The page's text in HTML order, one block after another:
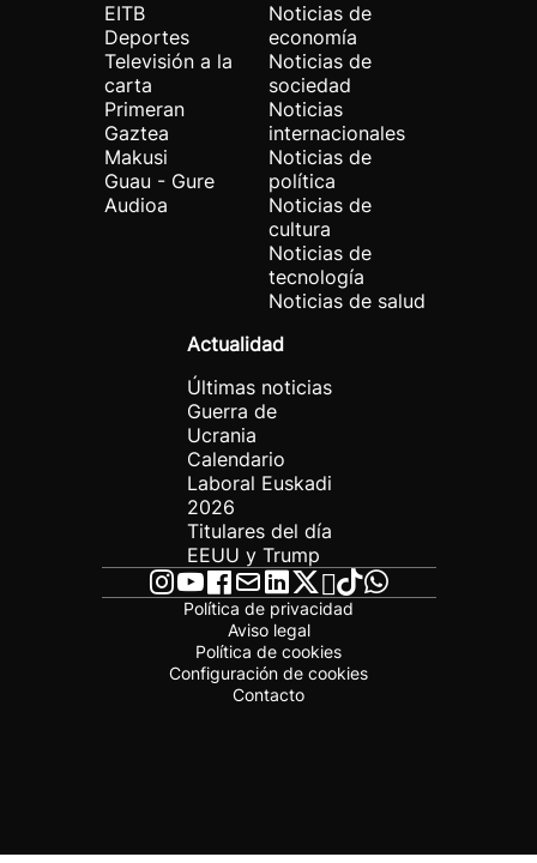
EITB
Deportes
Televisión a la
carta
Primeran
Gaztea
Makusi
Guau - Gure
Audioa
Noticias de
economía
Noticias de
sociedad
Noticias
internacionales
Noticias de
política
Noticias de
cultura
Noticias de
tecnología
Noticias de salud
Actualidad
Últimas noticias
Guerra de
Ucrania
Calendario
Laboral Euskadi
2026
Titulares del día
EEUU y Trump
Política de privacidad
Aviso legal
Política de cookies
Configuración de cookies
Contacto